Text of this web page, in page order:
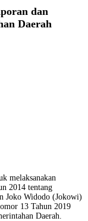
dan
Daerah
melaksanakan
2014 tentang
Joko Widodo (Jokowi)
13 Tahun 2019
Daerah.